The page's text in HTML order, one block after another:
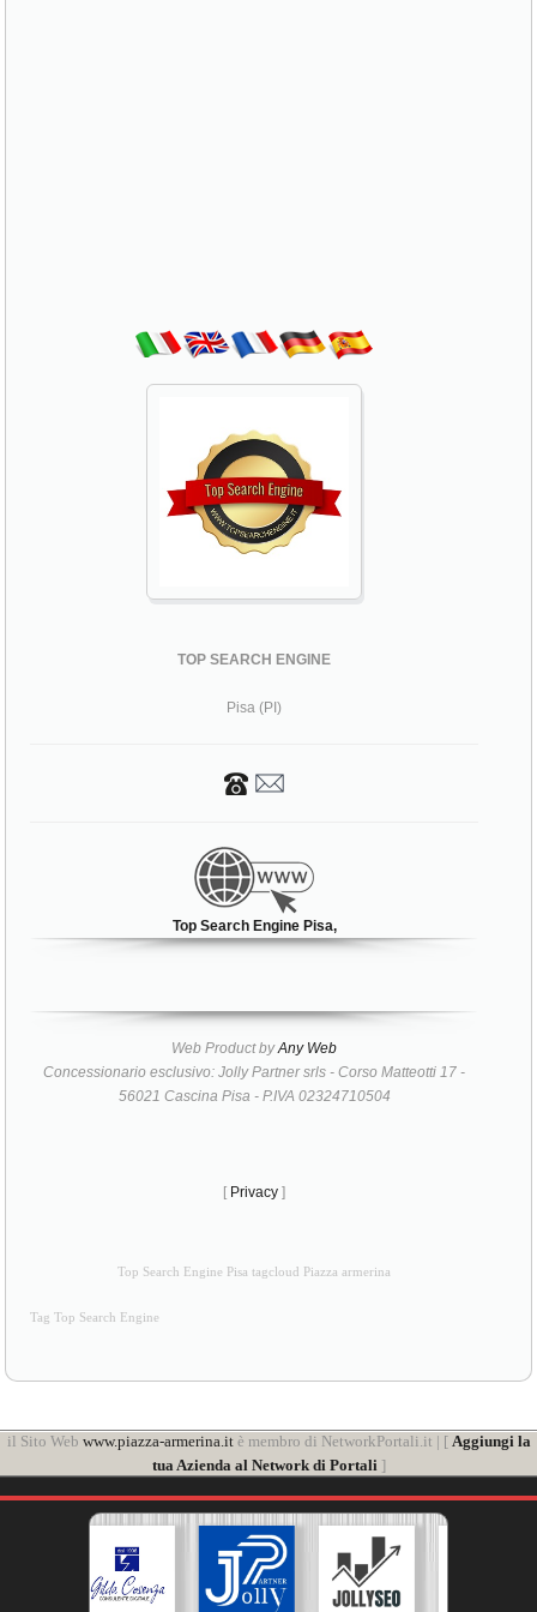
TOP SEARCH ENGINE
Pisa (PI)
Top Search Engine Pisa,
Web Product byAny Web
Concessionario esclusivo: Jolly Partner srls - Corso Matteotti 17 -
56021 Cascina Pisa - P.IVA 02324710504
[ Privacy ]
Top Search Engine Pisa tagcloud Piazza armerina
Tag Top Search Engine
il Sito Web www.piazza-armerina.itè membro di NetworkPortali.it | [ Aggiungi la
tua Azienda al Network di Portali ]